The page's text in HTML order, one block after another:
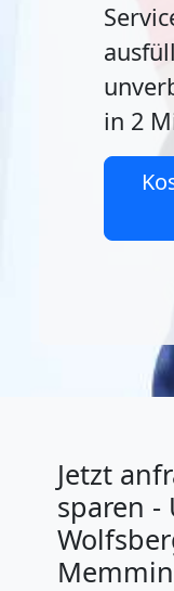
in 2
Jetzt
sparen -